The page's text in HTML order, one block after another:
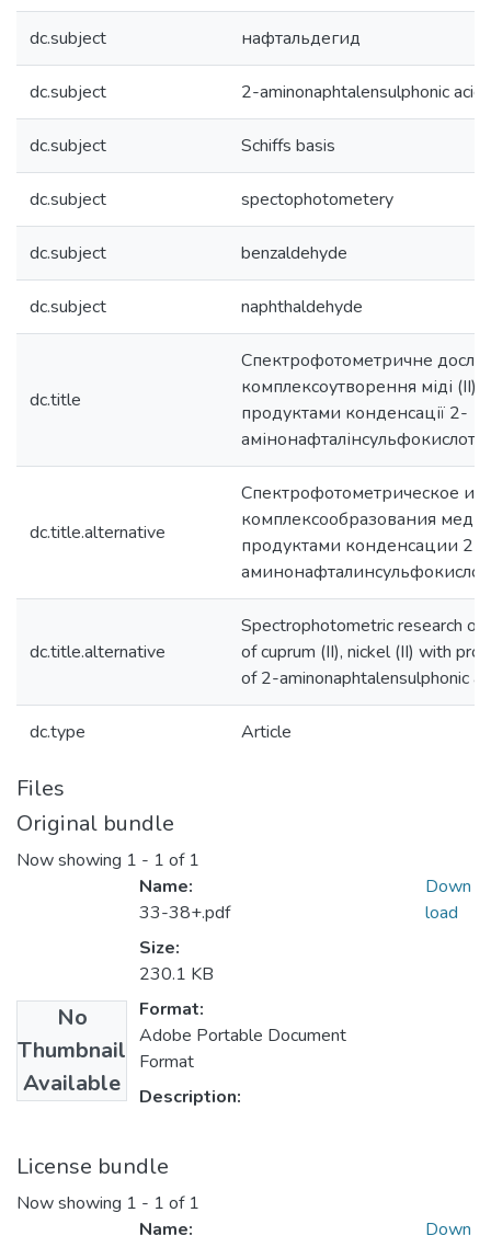
dc.subject нафтальдегид
dc.subject 2-aminonaphtalensulphonic
dc.subject Schiffs basis
dc.subject spectophotometery
dc.subject benzaldehyde
dc.subject naphthaldehyde
dc.title
Спектрофотометричне
комплексоутворення міді (II),
продуктами конденсації 2-
dc.title.alternative
Спектрофотометрическое
комплексообразования
продуктами конденсации 2-
dc.title.alternative
Spectrophotometric research of
of cuprum (II), nickel (II) with
of 2-aminonaphtalensulphonic
dc.type Article
Files
Original bundle
Now showing 1 - 1 of 1
No
Thumbnail
Available
Name:
33-38+.pdf
Size:
230.1 KB
Format:
Adobe Portable Document
Format
Description:
Down
load
License bundle
Now showing 1 - 1 of 1
Name:
Down